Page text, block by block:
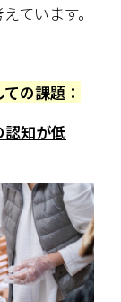
ています。
の課題：
認知が低